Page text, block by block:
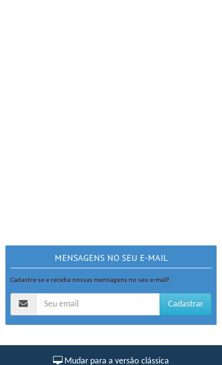
MENSAGENS NO SEU E-MAIL
Cadastre-se e receba nossas mensagens no seu e-mail!
Cadastrar
Mudar para a versão clássica